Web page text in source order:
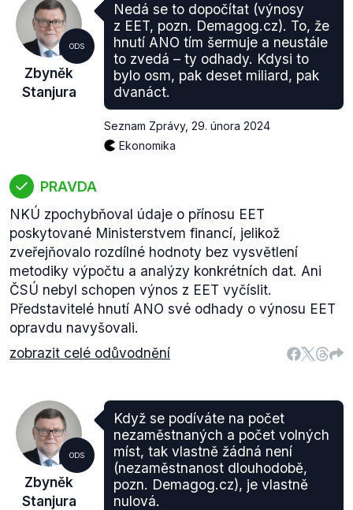
ODS
Zbyněk
Stanjura
Nedá se to dopočítat (výnosy
z EET, pozn. Demagog.cz). To, že
hnutí ANO tím šermuje a neustále
to zvedá – ty odhady. Kdysi to
bylo osm, pak deset miliard, pak
dvanáct.
Seznam Zprávy, 29. února 2024
Ekonomika
PRAVDA
NKÚ zpochybňoval údaje o přínosu EET
poskytované Ministerstvem financí, jelikož
zveřejňovalo rozdílné hodnoty bez vysvětlení
metodiky výpočtu a analýzy konkrétních dat. Ani
ČSÚ nebyl schopen výnos z EET vyčíslit.
Představitelé hnutí ANO své odhady o výnosu EET
opravdu navyšovali.
zobrazit celé odůvodnění
ODS
Zbyněk
Stanjura
Když se podíváte na počet
nezaměstnaných a počet volných
míst, tak vlastně žádná není
(nezaměstnanost dlouhodobě,
pozn. Demagog.cz), je vlastně
nulová.